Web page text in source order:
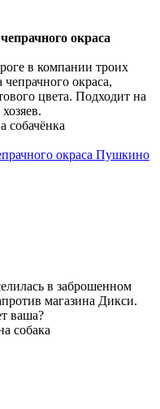
окраса
в компании троих
окраса,
цвета. Подходит на
собачёнка
окраса Пушкино
в заброшенном
магазина Дикси.
ваша?
собака